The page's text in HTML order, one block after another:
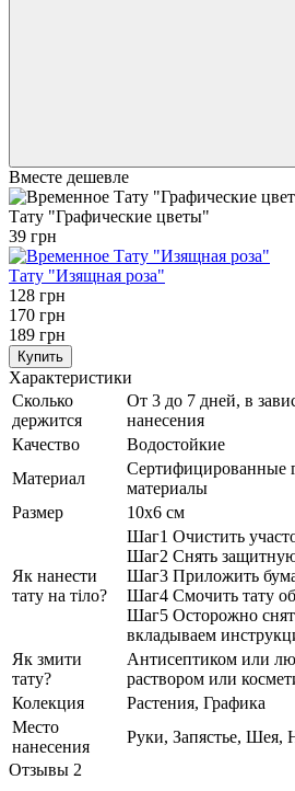
Вместе дешевле
Тату "Графические цветы"
39 грн
Тату "Изящная роза"
128 грн
170 грн
189 грн
Купить
Характеристики
Сколько
держится
От 3 до 7 дней, в
нанесения
Качество
Водостойкие
Материал
Сертифицированные
материалы
Размер
10х6 см
Як нанести
тату на тіло?
Шаг1 Очистить
Шаг2 Снять
Шаг3 Приложить
Шаг4 Смочить тату
Шаг5 Осторожно
вкладываем
Як змити
тату?
Антисептиком или
раствором или
Колекция
Растения, Графика
Место
нанесения
Руки, Запястье, Шея,
Отзывы 2